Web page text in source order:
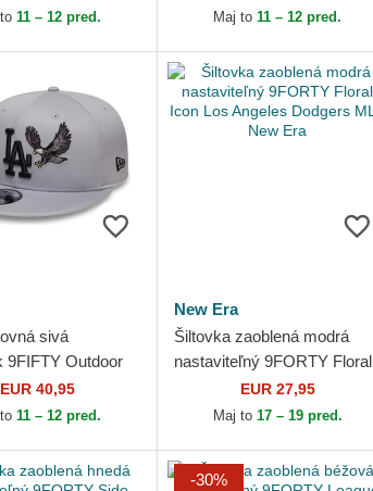
to11 – 12 pred.
Dodgers MLB New Era
Maj to11 – 12 pred.
sivá
9FIFTY Outdoor
Dodgers
Era
EUR 40,95
to11 – 12 pred.
New Era
Šiltovka zaoblená modrá
nastaviteľný 9FORTY Floral
Icon Los Angeles Dodgers
MLB New Era
EUR 27,95
Maj to 17 – 19 pred.
-30%